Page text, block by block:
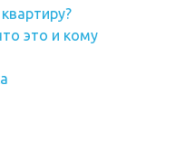
это и кому